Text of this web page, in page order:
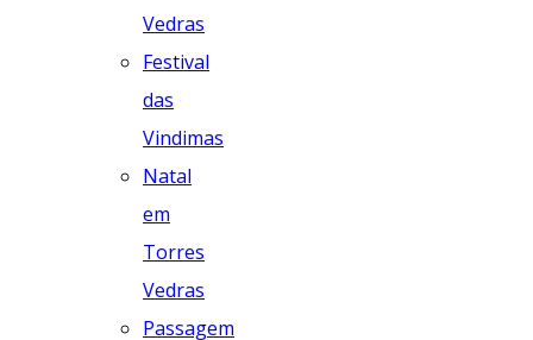
Vedras
Festival
das
Vindimas
Natal
em
Torres
Vedras
Passagem